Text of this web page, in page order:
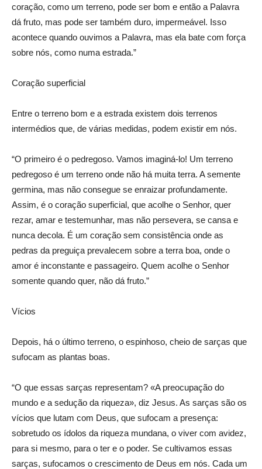
coração, como um terreno, pode ser bom e então a Palavra
dá fruto, mas pode ser também duro, impermeável. Isso
acontece quando ouvimos a Palavra, mas ela bate com força
sobre nós, como numa estrada.”
Coração superficial
Entre o terreno bom e a estrada existem dois terrenos
intermédios que, de várias medidas, podem existir em nós.
“O primeiro é o pedregoso. Vamos imaginá-lo! Um terreno
pedregoso é um terreno onde não há muita terra. A semente
germina, mas não consegue se enraizar profundamente.
Assim, é o coração superficial, que acolhe o Senhor, quer
rezar, amar e testemunhar, mas não persevera, se cansa e
nunca decola. É um coração sem consistência onde as
pedras da preguiça prevalecem sobre a terra boa, onde o
amor é inconstante e passageiro. Quem acolhe o Senhor
somente quando quer, não dá fruto.”
Vícios
Depois, há o último terreno, o espinhoso, cheio de sarças que
sufocam as plantas boas.
“O que essas sarças representam? «A preocupação do
mundo e a sedução da riqueza», diz Jesus. As sarças são os
vícios que lutam com Deus, que sufocam a presença:
sobretudo os ídolos da riqueza mundana, o viver com avidez,
para si mesmo, para o ter e o poder. Se cultivamos essas
sarças, sufocamos o crescimento de Deus em nós. Cada um